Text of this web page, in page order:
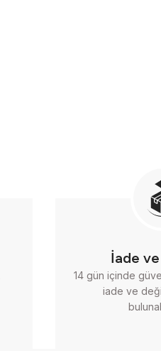
İade
14 gün içinde
iade ve